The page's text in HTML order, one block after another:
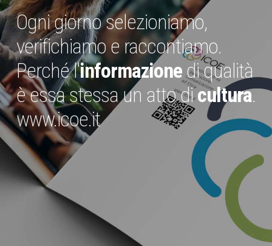
Ogni giorno selezioniamo,
verifichiamo e raccontiamo.
Perché l'informazionedi qualità
è essa stessa un atto dicultura.
www.icoe.it